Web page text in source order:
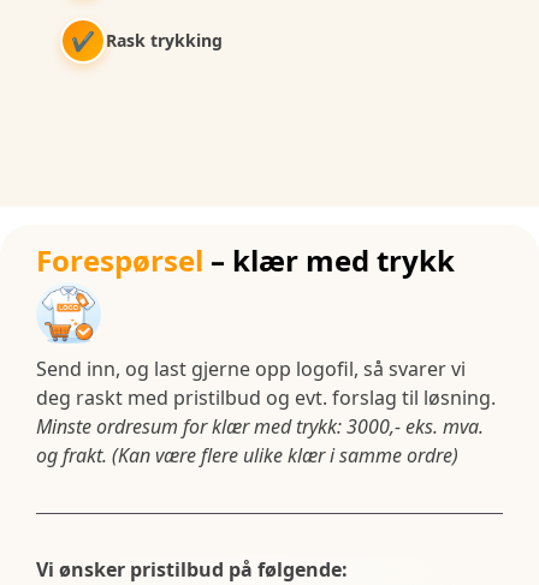
✔ Rask trykking
Forespørsel – klær med trykk
Send inn, og last gjerne opp logofil, så svarer vi
deg raskt med pristilbud og evt. forslag til løsning.
Minste ordresum for klær med trykk: 3000,- eks. mva.
og frakt. (Kan være flere ulike klær i samme ordre)
Vi ønsker pristilbud på følgende: